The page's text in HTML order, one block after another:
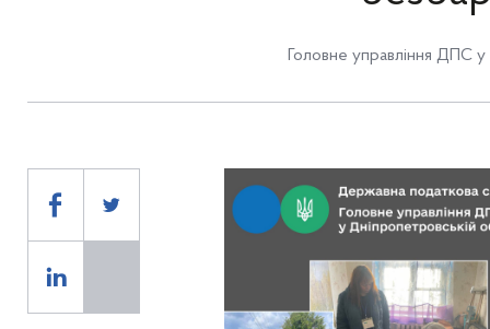
Головне управління ДПС